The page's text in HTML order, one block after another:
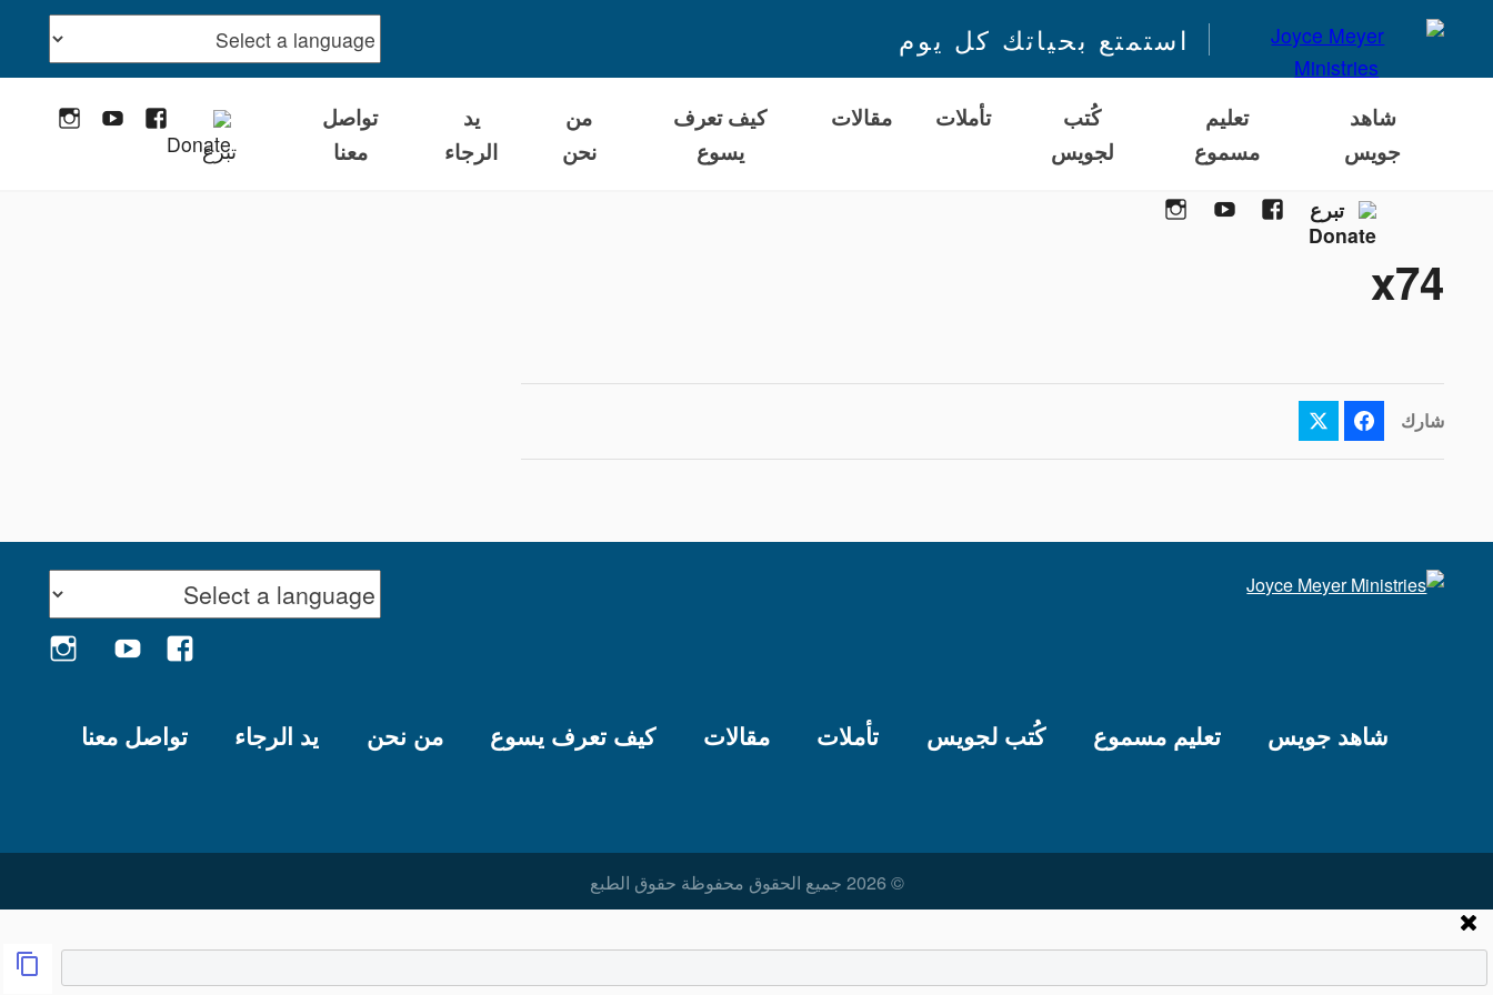
استمتع بحياتك كل يوم
شاهد
جويس
تعليم
مسموع
كُتب
لجويس
تأملات مقالات
كيف تعرف
يسوع
من
نحن
يد
الرجاء
تواصل
معنا
تبرع
Facebook
YouTube
تبرع Facebook
YouTube
Instagram
x74
شارك
FACEBOOK
YOUTUBE
شاهد جويس تعليم مسموع كُتب لجويس تأملات مقالات كيف تعرف يسوع من نحن يد الرجاء تواصل معنا
© 2026 جميع الحقوق محفوظة حقوق الطبع